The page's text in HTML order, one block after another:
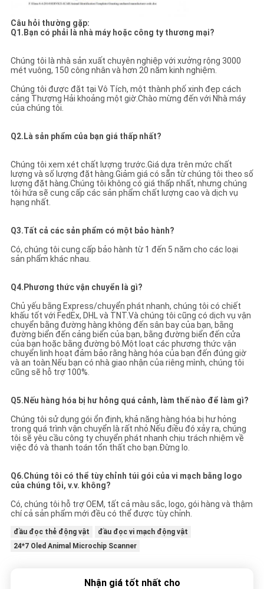
Câu hỏi thường gặp:
Q1.Bạn có phải là nhà máy hoặc công ty thương mại?
Chúng tôi là nhà sản xuất chuyên nghiệp với xưởng rộng 3000
mét vuông, 150 công nhân và hơn 20 năm kinh nghiệm.
Chúng tôi được đặt tại Vô Tích, một thành phố xinh đẹp cách
cảng Thượng Hải khoảng một giờ.Chào mừng đến với Nhà máy
của chúng tôi.
Q2.Là sản phẩm của bạn giá thấp nhất?
Chúng tôi xem xét chất lượng trước.Giá dựa trên mức chất
lượng và số lượng đặt hàng.Giảm giá có sẵn từ chúng tôi theo số
lượng đặt hàng.Chúng tôi không có giá thấp nhất, nhưng chúng
tôi hứa sẽ cung cấp các sản phẩm chất lượng cao và dịch vụ
hạng nhất.
Q3.Tất cả các sản phẩm có một bảo hành?
Có, chúng tôi cung cấp bảo hành từ 1 đến 5 năm cho các loại
sản phẩm khác nhau.
Q4.Phương thức vận chuyển là gì?
Chủ yếu bằng Express/chuyển phát nhanh, chúng tôi có chiết
khấu tốt với FedEx, DHL và TNT.Và chúng tôi cũng có dịch vụ vận
chuyển bằng đường hàng không đến sân bay của bạn, bằng
đường biển đến cảng biển của bạn, bằng đường biển đến cửa
của bạn hoặc bằng đường bộ.Một loạt các phương thức vận
chuyển linh hoạt đảm bảo rằng hàng hóa của bạn đến đúng giờ
và an toàn.Nếu bạn có nhà giao nhận của riêng mình, chúng tôi
cũng sẽ hỗ trợ 100%.
Q5.Nếu hàng hóa bị hư hỏng quá cảnh, làm thế nào để làm gì?
Chúng tôi sử dụng gói ổn định, khả năng hàng hóa bị hư hỏng
trong quá trình vận chuyển là rất nhỏ.Nếu điều đó xảy ra, chúng
tôi sẽ yêu cầu công ty chuyển phát nhanh chịu trách nhiệm về
việc đó và thanh toán tổn thất cho bạn.Đừng lo.
Q6.Chúng tôi có thể tùy chỉnh túi gói của vi mạch bằng logo
của chúng tôi, v.v. không?
Có, chúng tôi hỗ trợ OEM, tất cả màu sắc, logo, gói hàng và thậm
chí cả sản phẩm mới đều có thể được tùy chỉnh.
đầu đọc thẻ động vật
đầu đọc vi mạch động vật
24*7 Oled Animal Microchip Scanner
Nhận giá tốt nhất cho